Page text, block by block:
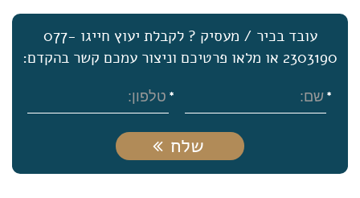
עובד בכיר / מעסיק ? לקבלת יעוץ חייגו 077-
2303190 או מלאו פרטיכם וניצור עמכם קשר בהקדם:
שלח